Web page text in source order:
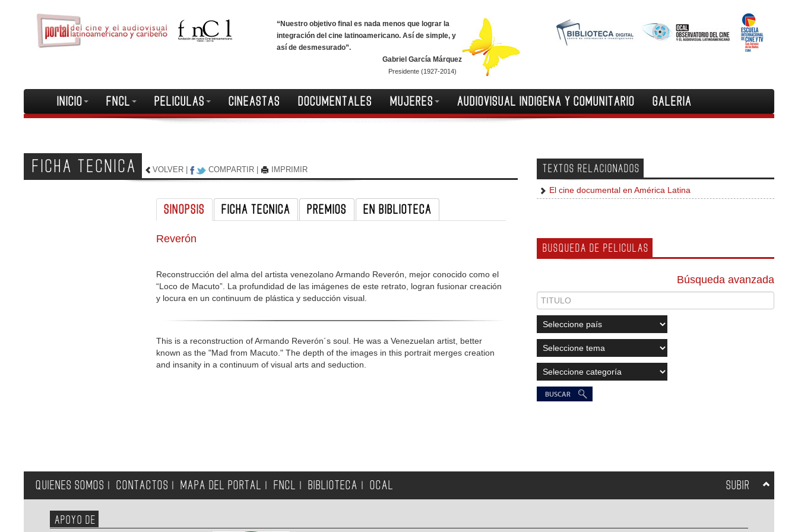
“Nuestro objetivo final es nada menos que lograr la
integración del cine latinoamericano. Así de simple, y
así de desmesurado”.
Gabriel García Márquez
Presidente (1927-2014)
INICIO FNCL PELICULAS CINEASTAS DOCUMENTALES MUJERES AUDIOVISUAL INDIGENA Y COMUNITARIO GALERIA
FICHA TECNICA VOLVER COMPARTIR IMPRIMIR
SINOPSIS FICHA TECNICA PREMIOS EN BIBLIOTECA
Reverón
Reconstrucción del alma del artista venezolano Armando Reverón, mejor conocido como el
“Loco de Macuto”. La profundidad de las imágenes de este retrato, logran fusionar creación
y locura en un continuum de plástica y seducción visual.
This is a reconstruction of Armando Reverón´s soul. He was a Venezuelan artist, better
known as the "Mad from Macuto." The depth of the images in this portrait merges creation
and insanity in a continuum of visual arts and seduction.
TEXTOS RELACIONADOS
El cine documental en América Latina
BUSQUEDA DE PELICULAS
Búsqueda avanzada
QUIENES SOMOS CONTACTOS MAPA DEL PORTAL FNCL BIBLIOTECA OCAL SUBIR
APOYO DE